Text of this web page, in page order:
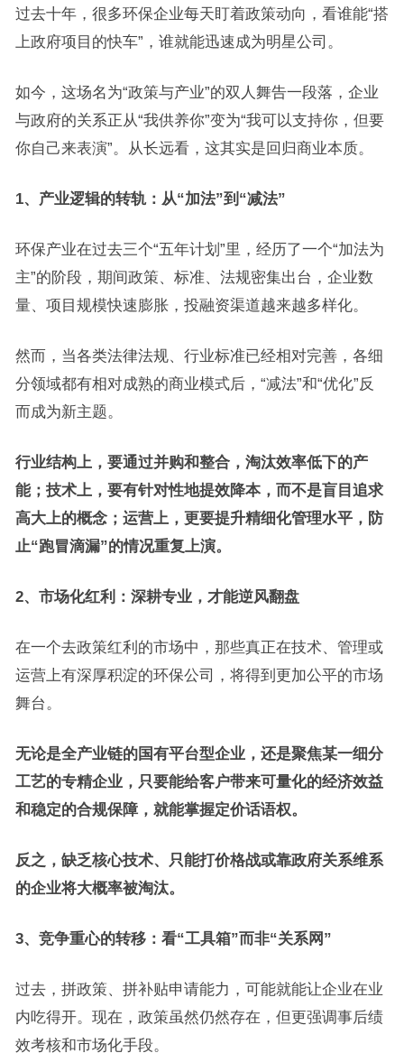
过去十年，很多环保企业每天盯着政策动向，看谁能“搭
上政府项目的快车”，谁就能迅速成为明星公司。
如今，这场名为“政策与产业”的双人舞告一段落，企业
与政府的关系正从“我供养你”变为“我可以支持你，但要
你自己来表演”。从长远看，这其实是回归商业本质。
1、产业逻辑的转轨：从“加法”到“减法”
环保产业在过去三个“五年计划”里，经历了一个“加法为
主”的阶段，期间政策、标准、法规密集出台，企业数
量、项目规模快速膨胀，投融资渠道越来越多样化。
然而，当各类法律法规、行业标准已经相对完善，各细
分领域都有相对成熟的商业模式后，“减法”和“优化”反
而成为新主题。
行业结构上，要通过并购和整合，淘汰效率低下的产
能；技术上，要有针对性地提效降本，而不是盲目追求
高大上的概念；运营上，更要提升精细化管理水平，防
止“跑冒滴漏”的情况重复上演。
2、市场化红利：深耕专业，才能逆风翻盘
在一个去政策红利的市场中，那些真正在技术、管理或
运营上有深厚积淀的环保公司，将得到更加公平的市场
舞台。
无论是全产业链的国有平台型企业，还是聚焦某一细分
工艺的专精企业，只要能给客户带来可量化的经济效益
和稳定的合规保障，就能掌握定价话语权。
反之，缺乏核心技术、只能打价格战或靠政府关系维系
的企业将大概率被淘汰。
3、竞争重心的转移：看“工具箱”而非“关系网”
过去，拼政策、拼补贴申请能力，可能就能让企业在业
内吃得开。现在，政策虽然仍然存在，但更强调事后绩
效考核和市场化手段。